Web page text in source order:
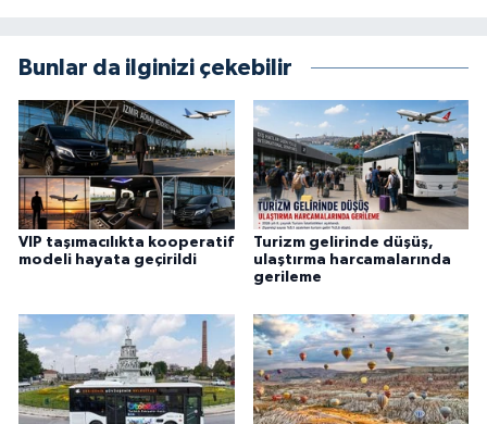
Bunlar da ilginizi çekebilir
VIP taşımacılıkta kooperatif
modeli hayata geçirildi
Turizm gelirinde düşüş,
ulaştırma harcamalarında
gerileme